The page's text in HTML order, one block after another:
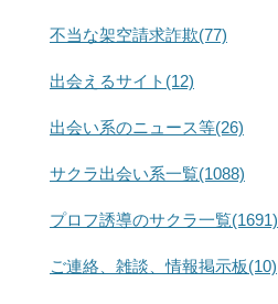
不当な架空請求詐欺(77)
出会えるサイト(12)
出会い系のニュース等(26)
サクラ出会い系一覧(1088)
プロフ誘導のサクラ一覧(1691)
ご連絡、雑談、情報掲示板(10)